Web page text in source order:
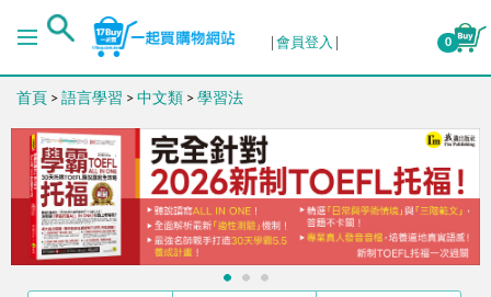
排序
出版日期 (舊→新)
銷售量 (高→低)
會員登入 0
首頁 > 語言學習 > 中文類 > 學習法